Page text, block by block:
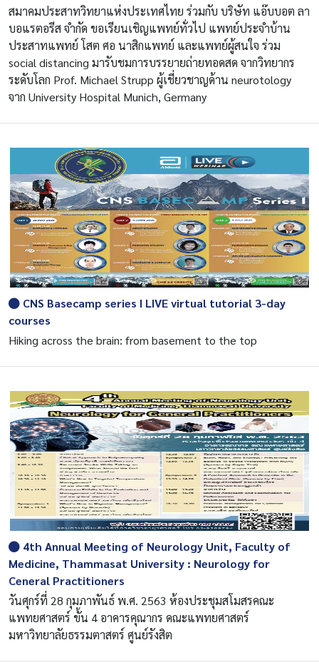
สมาคมประสาทวิทยาแห่งประเทศไทย ร่วมกับ บริษัท แอ๊บบอต ลา
บอแรตอรีส จำกัด ขอเรียนเชิญแพทย์ทั่วไป แพทย์ประจำบ้าน
ประสาทแพทย์ โสต ศอ นาสิกแพทย์ และแพทย์ผู้สนใจ ร่วม
social distancing มารับชมการบรรยายถ่ายทอดสด จากวิทยากร
ระดับโลก Prof. Michael Strupp ผู้เชี่ยวชาญด้าน neurotology
จาก University Hospital Munich, Germany
CNS Basecamp series I LIVE virtual tutorial 3-day
courses
Hiking across the brain: from basement to the top
4th Annual Meeting of Neurology Unit, Faculty of
Medicine, Thammasat University : Neurology for
Ceneral Practitioners
วันศุกร์ที่ 28 กุมภาพันธ์ พ.ศ. 2563 ห้องประชุมสโมสรคณะ
แพทยศาสตร์ ขั้น 4 อาคารคุณากร ดณะแพทยศาสตร์
มหาวิทยาลัยธรรมตาสตร์ ศูนย์รังสิต